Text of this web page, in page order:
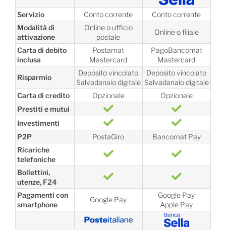
Servizio Conto corrente
Conto corrente
Modalità di
attivazione
Online o ufficio
postale
Online o filiale
Carta di debito
inclusa
Postamat
Mastercard
PagoBancomat
Mastercard
Risparmio
Deposito vincolato
Salvadanaio digitale
Deposito vincolato
Salvadanaio digitale
Carta di credito
Opzionale
Opzionale
Prestiti e mutui
Investimenti
P2P
PostaGiro
Bancomat Pay
Ricariche
telefoniche
Bollettini,
utenze, F24
Pagamenti con
smartphone
Google Pay
Google Pay
Apple Pay